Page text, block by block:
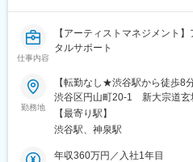
仕事内容
【アーティストマネジメント
タルサポート
勤務地
【転勤なし★渋谷駅から徒歩8
渋谷区円山町20-1 新大宗道玄
谷駅」より徒歩8分京王井の頭
対策：オフィス内禁煙
【最寄り駅】
渋谷駅、神泉駅
年収360万円／入社1年目